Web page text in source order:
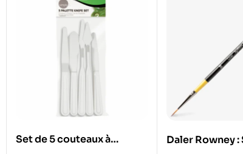
Set de 5 couteaux à
Daler Rowney :